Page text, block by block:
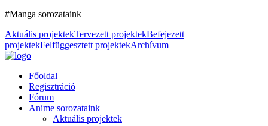
#Manga sorozataink
Aktuális projektekTervezett projektekBefejezett
projektekFelfüggesztett projektekArchívum
Főoldal
Regisztráció
Fórum
Anime sorozataink
Aktuális projektek